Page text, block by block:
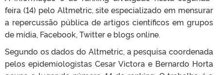
feira (14) pelo Altmetric, site especializado em mensurar
a repercussão pública de artigos científicos em grupos
de mídia, Facebook, Twitter e blogs online.
Segundo os dados do Altmetric, a pesquisa coordenada
pelos epidemiologistas Cesar Victora e Bernardo Horta